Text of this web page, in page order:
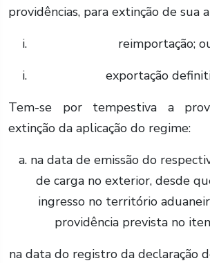
providências, para extinção de sua
reimportação;
exportação
Tem-se por tempestiva a
extinção da aplicação do regime:
na data de emissão do
de carga no exterior, desde
ingresso no território
providência prevista no
na data do registro da declaração